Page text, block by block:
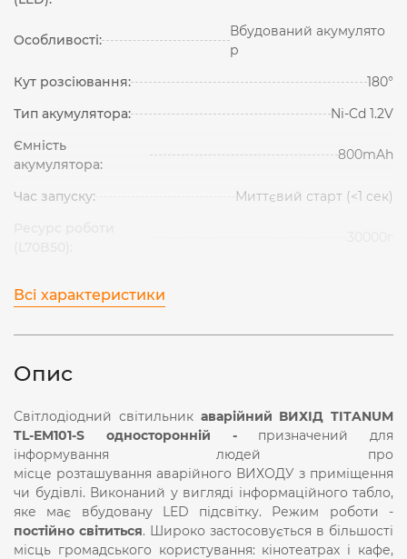
Особливості:
Вбудований акумулято
р
Кут розсіювання:
180°
Тип акумулятора:
Ni-Cd 1.2V
Ємність
акумулятора:
800mAh
Час запуску:
Миттєвий старт (<1 сек)
Всі характеристики
Опис
Світлодіодний світильник аварійний ВИХІД TITANUM
TL-EM101-S односторонній -призначений для
інформування людей про
місце розташування аварійного ВИХОДУ з приміщення
чи будівлі. Виконаний у вигляді інформаційного табло,
яке має вбудовану LED підсвітку. Режим роботи -
постійно світиться. Широко застосовується в більшості
місць громадського користування: кінотеатрах і кафе,